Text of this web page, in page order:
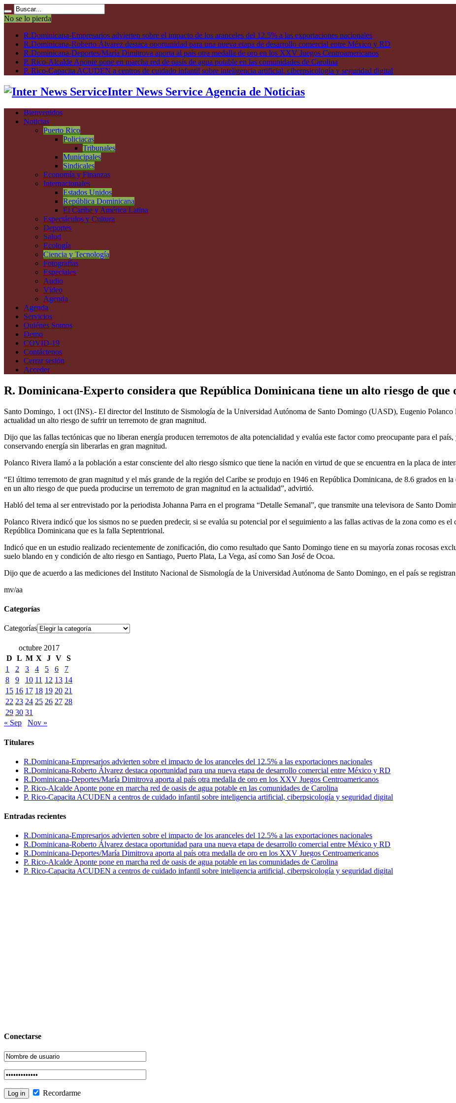
No se lo pierda
R.Dominicana-Empresarios advierten sobre el impacto de los aranceles del 12.5% a las exportaciones nacionales
R.Dominicana-Roberto Álvarez destaca oportunidad para una nueva etapa de desarrollo comercial entre México y RD
R.Dominicana-Deportes/María Dimitrova aporta al país otra medalla de oro en los XXV Juegos Centroamericanos
P. Rico-Alcalde Aponte pone en marcha red de oasis de agua potable en las comunidades de Carolina
P. Rico-Capacita ACUDEN a centros de cuidado infantil sobre inteligencia artificial, ciberpsicología y seguridad digital
Inter News Service Agencia de Noticias
Bienvenidos
Noticias
Puerto Rico
Policiacas
Tribunales
Municipales
Sindicales
Economía y Finanzas
Internacionales
Estados Unidos
República Dominicana
El Caribe y América Latina
Espectáculos y Cultura
Deportes
Salud
Ecología
Ciencia y Tecnología
Fotografías
Especiales
Audio
Vídeo
Agenda
Agenda
Servicios
Quiénes Somos
Demo
COVID-19
Contáctenos
Cerrar sesión
Acceder
R. Dominicana-Experto considera que República Dominicana tiene un alto riesgo de
Santo Domingo, 1 oct (INS).- El director del Instituto de Sismología de la Universidad Autónoma de Santo Domingo (UASD), Eugenio
actualidad un alto riesgo de sufrir un terremoto de gran magnitud.
Dijo que las fallas tectónicas que no liberan energía producen terremotos de alta potencialidad y evalúa este factor como preocupante para el
conservando energía sin liberarlas en gran magnitud.
Polanco Rivera llamó a la población a estar consciente del alto riesgo sísmico que tiene la nación en virtud de que se encuentra en la placa de
“El último terremoto de gran magnitud y el más grande de la región del Caribe se produjo en 1946 en República Dominicana, de 8.6 grados en la
en un alto riesgo de que pueda producirse un terremoto de gran magnitud en la actualidad”, advirtió.
Habló del tema al ser entrevistado por la periodista Johanna Parra en el programa “Detalle Semanal”, que transmite una televisora de Santo
Polanco Rivera indicó que los sismos no se pueden predecir, si se evalúa su potencial por el seguimiento a las fallas activas de la zona como es
República Dominicana que es la falla Septentrional.
Indicó que en un estudio realizado recientemente de zonificación, dio como resultado que Santo Domingo tiene en su mayoría zonas rocosas
suelo blando en y condición de alto riesgo en Santiago, Puerto Plata, La Vega, así como San José de Ocoa.
Dijo que de acuerdo a las mediciones del Instituto Nacional de Sismología de la Universidad Autónoma de Santo Domingo, en el país se
mv/aa
Categorías
Categorías
octubre 2017
D L M X J V S
1
2 3 4 5 6
7
8
9 10 11 12 13 14
15 16 17 18 19 20 21
22 23 24 25 26 27 28
29 30 31
« Sep
Nov »
Titulares
R.Dominicana-Empresarios advierten sobre el impacto de los aranceles del 12.5% a las exportaciones nacionales
R.Dominicana-Roberto Álvarez destaca oportunidad para una nueva etapa de desarrollo comercial entre México y RD
R.Dominicana-Deportes/María Dimitrova aporta al país otra medalla de oro en los XXV Juegos Centroamericanos
P. Rico-Alcalde Aponte pone en marcha red de oasis de agua potable en las comunidades de Carolina
P. Rico-Capacita ACUDEN a centros de cuidado infantil sobre inteligencia artificial, ciberpsicología y seguridad digital
Entradas recientes
R.Dominicana-Empresarios advierten sobre el impacto de los aranceles del 12.5% a las exportaciones nacionales
R.Dominicana-Roberto Álvarez destaca oportunidad para una nueva etapa de desarrollo comercial entre México y RD
R.Dominicana-Deportes/María Dimitrova aporta al país otra medalla de oro en los XXV Juegos Centroamericanos
P. Rico-Alcalde Aponte pone en marcha red de oasis de agua potable en las comunidades de Carolina
P. Rico-Capacita ACUDEN a centros de cuidado infantil sobre inteligencia artificial, ciberpsicología y seguridad digital
Conectarse
Recordarme